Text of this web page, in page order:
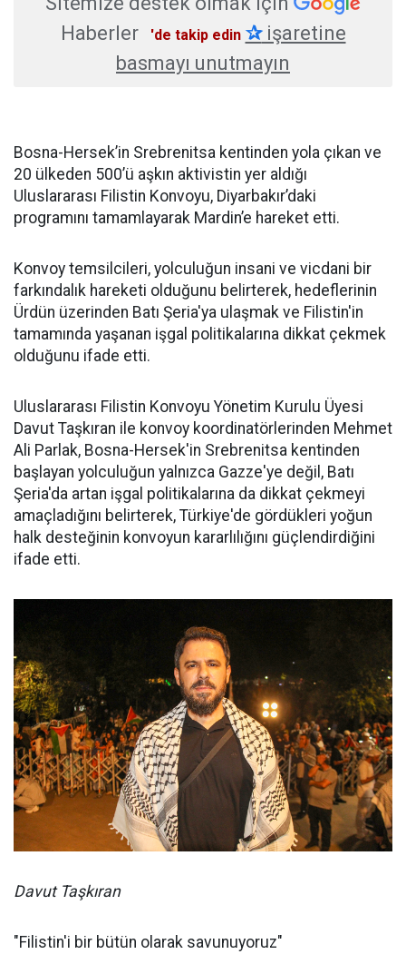
Haberler
'de takip edin ✰işaretine
basmayı unutmayın
Bosna-Hersek’in Srebrenitsa kentinden yola çıkan ve
20 ülkeden 500’ü aşkın aktivistin yer aldığı
Uluslararası Filistin Konvoyu, Diyarbakır’daki
programını tamamlayarak Mardin’e hareket etti.
Konvoy temsilcileri, yolculuğun insani ve vicdani bir
farkındalık hareketi olduğunu belirterek, hedeflerinin
Ürdün üzerinden Batı Şeria'ya ulaşmak ve Filistin'in
tamamında yaşanan işgal politikalarına dikkat çekmek
olduğunu ifade etti.
Uluslararası Filistin Konvoyu Yönetim Kurulu Üyesi
Davut Taşkıran ile konvoy koordinatörlerinden Mehmet
Ali Parlak, Bosna-Hersek'in Srebrenitsa kentinden
başlayan yolculuğun yalnızca Gazze'ye değil, Batı
Şeria'da artan işgal politikalarına da dikkat çekmeyi
amaçladığını belirterek, Türkiye'de gördükleri yoğun
halk desteğinin konvoyun kararlılığını güçlendirdiğini
ifade etti.
Davut Taşkıran
"Filistin'i bir bütün olarak savunuyoruz"